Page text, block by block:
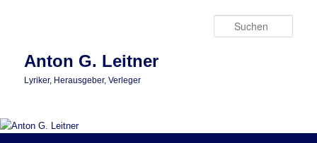
Anton G. Leitner
Lyriker, Herausgeber, Verleger